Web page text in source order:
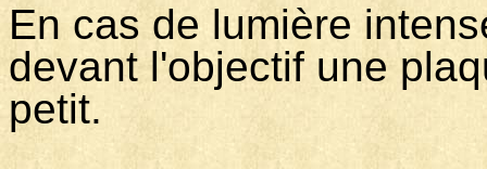
En cas de lumière
devant l'objectif une
petit.